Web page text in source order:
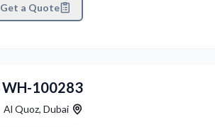
Get a Quote
WH-100283
Al Quoz, Dubai